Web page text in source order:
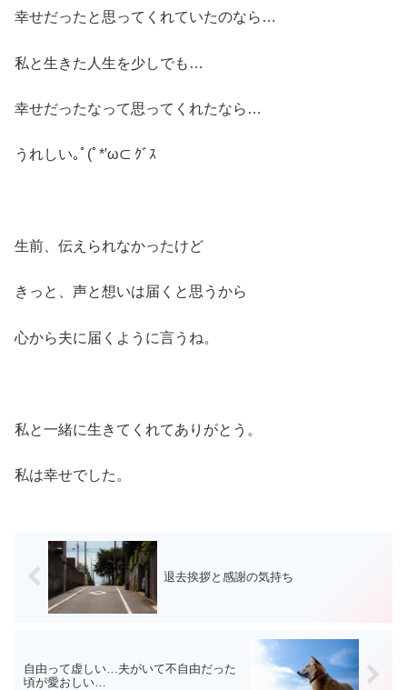
幸せだったと思ってくれていたのなら…
私と生きた人生を少しでも…
幸せだったなって思ってくれたなら…
うれしい｡ﾟ(ﾟ*′ω⊂ ｸﾞｽ
生前、伝えられなかったけど
きっと、声と想いは届くと思うから
心から夫に届くように言うね。
私と一緒に生きてくれてありがとう。
私は幸せでした。
退去挨拶と感謝の気持ち
自由って虚しい…夫がいて不自由だった
頃が愛おしい…